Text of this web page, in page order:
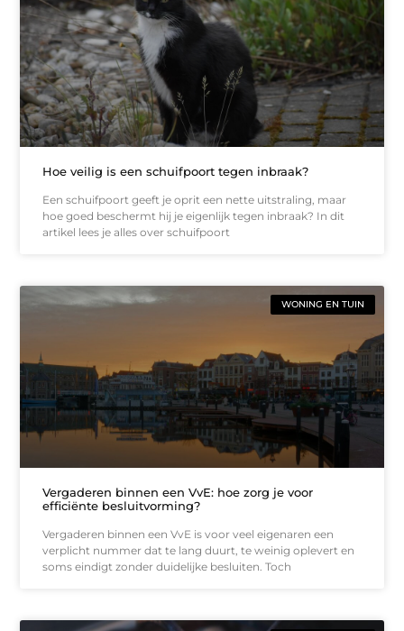
Hoe veilig is een schuifpoort tegen inbraak?
Een schuifpoort geeft je oprit een nette uitstraling, maar
hoe goed beschermt hij je eigenlijk tegen inbraak? In dit
artikel lees je alles over schuifpoort
WONING EN TUIN
Vergaderen binnen een VvE: hoe zorg je voor
efficiënte besluitvorming?
Vergaderen binnen een VvE is voor veel eigenaren een
verplicht nummer dat te lang duurt, te weinig oplevert en
soms eindigt zonder duidelijke besluiten. Toch